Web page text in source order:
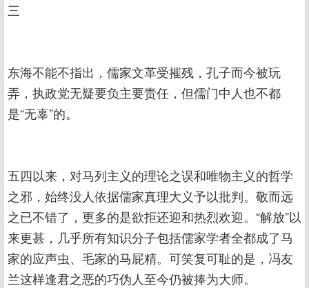
三
东海不能不指出，儒家文革受摧残，孔子而今被玩
弄，执政党无疑要负主要责任，但儒门中人也不都
是“无辜”的。
五四以来，对马列主义的理论之误和唯物主义的哲学
之邪，始终没人依据儒家真理大义予以批判。敬而远
之已不错了，更多的是欲拒还迎和热烈欢迎。“解放”以
来更甚，几乎所有知识分子包括儒家学者全都成了马
家的应声虫、毛家的马屁精。可笑复可耻的是，冯友
兰这样逢君之恶的巧伪人至今仍被捧为大师。